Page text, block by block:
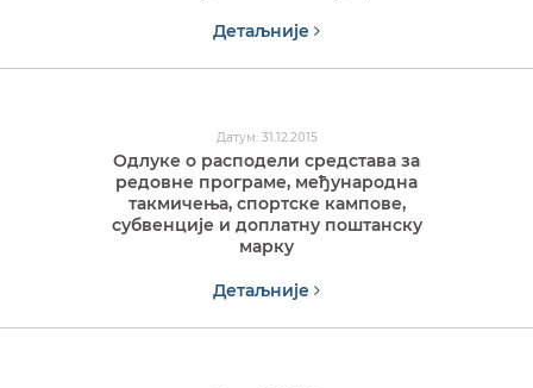
Детаљније
Датум: 31.12.2015
Одлуке о расподели средстава за
редовне програме, међународна
такмичења, спортске кампове,
субвенције и доплатну поштанску
марку
Детаљније